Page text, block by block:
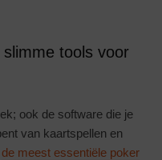
tools voor
ook de software die je
van kaartspellen en
de meest essentiële poker